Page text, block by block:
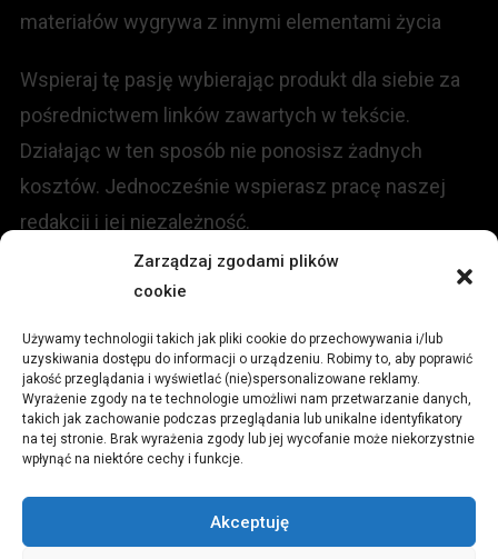
Zarządzaj zgodami plików
cookie
Używamy technologii takich jak pliki cookie do przechowywania i/lub
uzyskiwania dostępu do informacji o urządzeniu. Robimy to, aby poprawić
jakość przeglądania i wyświetlać (nie)spersonalizowane reklamy.
Wyrażenie zgody na te technologie umożliwi nam przetwarzanie danych,
takich jak zachowanie podczas przeglądania lub unikalne identyfikatory
na tej stronie. Brak wyrażenia zgody lub jej wycofanie może niekorzystnie
wpłynąć na niektóre cechy i funkcje.
Akceptuję
materiałów wygrywa z innymi elementami życia
Wspieraj tę pasję wybierając produkt dla siebie za
pośrednictwem linków zawartych w tekście.
Działając w ten sposób nie ponosisz żadnych
kosztów. Jednocześnie wspierasz pracę naszej
redakcji i jej niezależność.
Redakcja portalu:
ul.Stara 13, 42-600 Tarnowskie Góry
TEL:+48 509 547 822
redakcja@czytamiwiem.pl